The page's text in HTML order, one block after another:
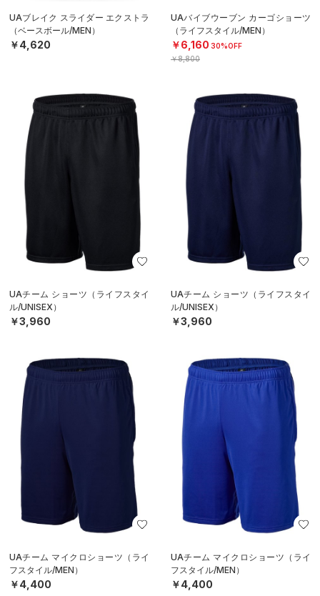
UAブレイク スライダー エクストラ
（ベースボール/MEN）
￥4,620
UAバイブウーブン カーゴショーツ
（ライフスタイル/MEN）
￥6,160 30%OFF
￥8,800
UAチーム ショーツ（ライフスタイ
ル/UNISEX）
￥3,960
UAチーム ショーツ（ライフスタイ
ル/UNISEX）
￥3,960
UAチーム マイクロショーツ（ライ
フスタイル/MEN）
￥4,400
UAチーム マイクロショーツ（ライ
フスタイル/MEN）
￥4,400